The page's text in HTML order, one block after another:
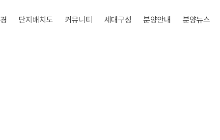
단지배치도 커뮤니티 세대구성 분양안내 분양뉴스